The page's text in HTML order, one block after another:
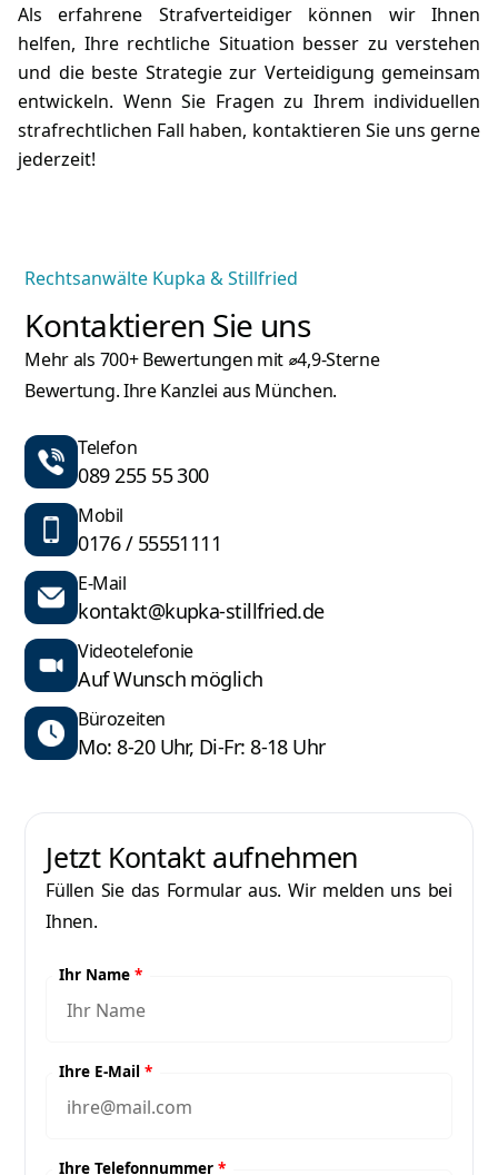
Als erfahrene Strafverteidigerkönnen wir Ihnen
helfen, Ihre rechtliche Situation besser zu verstehen
und die beste Strategie zur Verteidigung gemeinsam
entwickeln. Wenn Sie Fragen zu Ihrem individuellen
strafrechtlichen Fall haben, kontaktieren Sie uns gerne
jederzeit!
Rechtsanwälte Kupka & Stillfried
Kontaktieren Sie uns
Mehr als 700+ Bewertungen mit ⌀4,9-Sterne
Bewertung. Ihre Kanzlei aus München.
Telefon
089 255 55 300
Mobil
0176 / 55551111
E-Mail
kontakt@kupka-stillfried.de
Videotelefonie
Auf Wunsch möglich
Bürozeiten
Mo: 8-20 Uhr, Di-Fr: 8-18 Uhr
Jetzt Kontakt aufnehmen
Füllen Sie das Formular aus. Wir melden uns bei
Ihnen.
Ihr Name*
Ihre E-Mail*
Ihre Telefonnummer*